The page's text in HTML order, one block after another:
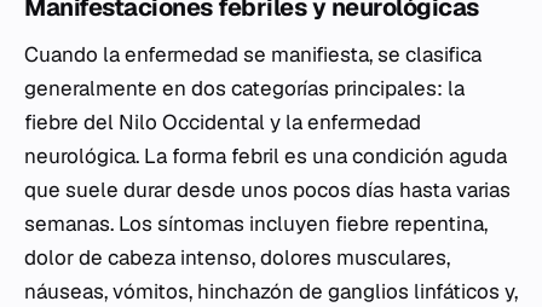
Manifestaciones febriles y neurológicas
Cuando la enfermedad se manifiesta, se clasifica
generalmente en dos categorías principales: la
fiebre del Nilo Occidental y la enfermedad
neurológica. La forma febril es una condición aguda
que suele durar desde unos pocos días hasta varias
semanas. Los síntomas incluyen fiebre repentina,
dolor de cabeza intenso, dolores musculares,
náuseas, vómitos, hinchazón de ganglios linfáticos y,